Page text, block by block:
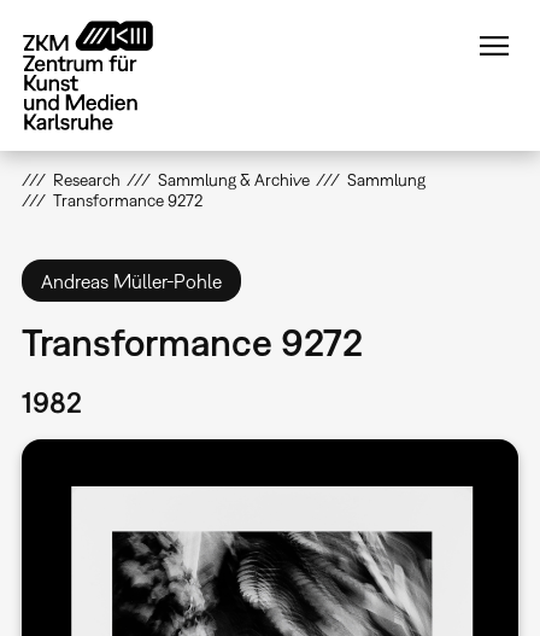
zum
Inhalt
Research Sammlung & Archive
Sammlung
Transformance 9272
Andreas Müller-Pohle
Transformance 9272
1982